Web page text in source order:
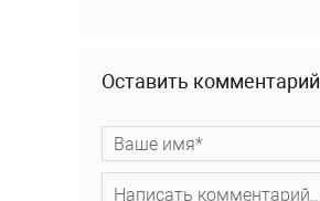
Оставить комментарий